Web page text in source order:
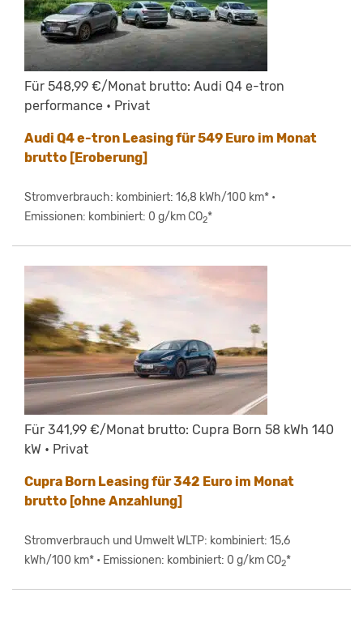
Für 548,99 €/Monat brutto: Audi Q4 e-tron
performance • Privat
Audi Q4 e-tron Leasing für 549 Euro im Monat
brutto [Eroberung]
Stromverbrauch: kombiniert: 16,8 kWh/100 km* •
Emissionen: kombiniert: 0 g/km CO2*
Für 341,99 €/Monat brutto: Cupra Born 58 kWh 140
kW • Privat
Cupra Born Leasing für 342 Euro im Monat
brutto [ohne Anzahlung]
Stromverbrauch und Umwelt WLTP: kombiniert: 15,6
kWh/100 km* • Emissionen: kombiniert: 0 g/km CO2*